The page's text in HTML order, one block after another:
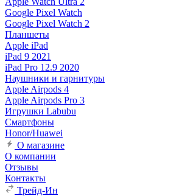
Google Pixel Watch
Google Pixel Watch 2
Планшеты
Apple iPad
iPad 9 2021
iPad Pro 12.9 2020
Наушники и гарнитуры
Apple Airpods 4
Apple Airpods Pro 3
Игрушки Labubu
Смартфоны
Honor/Huawei
О магазине
О компании
Отзывы
Контакты
Трейд-Ин